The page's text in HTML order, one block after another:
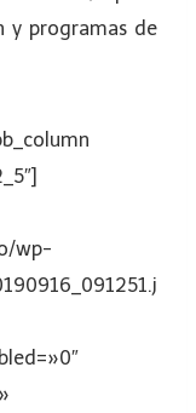
y programas de
wp-